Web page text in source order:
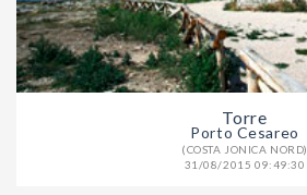
Torre
Porto Cesareo
(COSTA JONICA NORD)
31/08/2015 09:49:30